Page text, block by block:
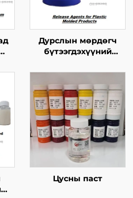
Дурслын мөрдөгч
бүтээгдэхүүний
Цусны паст